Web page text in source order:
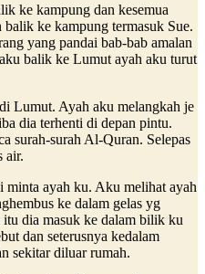
ke kampung dan kesemua
ke kampung termasuk Sue.
yang pandai bab-bab amalan
balik ke Lumut ayah aku turut
Lumut. Ayah aku melangkah je
dia terhenti di depan pintu.
surah-surah Al-Quran. Selepas
air.
minta ayah ku. Aku melihat ayah
ke dalam gelas yg
itu dia masuk ke dalam bilik ku
dan seterusnya kedalam
sekitar diluar rumah.